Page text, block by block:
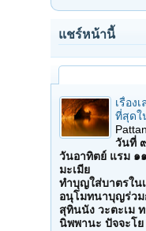
แชร์หน้านี้
เรื่อง
ที่สุด
วันที่
วันอาทิตย์ แรม ๑
มะเมีย
ทำบุญใส่บาตรใน
อนุโมทนาบุญร่ว
สุทินนัง วะตะเม
นิพพานะ ปัจจะโ